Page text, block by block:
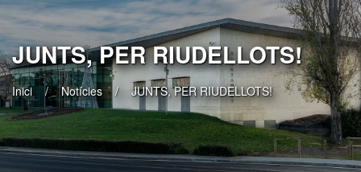
​JUNTS, PER RIUDELLOTS!
Inici Notícies ​JUNTS, PER RIUDELLOTS!